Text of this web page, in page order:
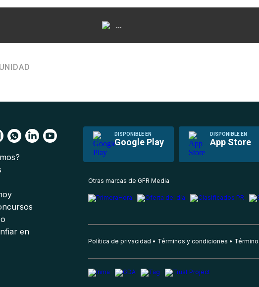
...
DISPONIBLE EN
Google Play
DISPONIBLE EN
App Store
en
Otras marcas de GFR Media
Política de privacidad Términos y condiciones